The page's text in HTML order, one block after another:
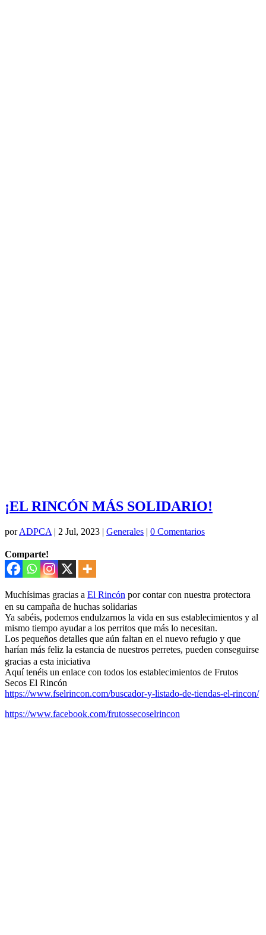
¡EL RINCÓN MÁS SOLIDARIO!
porADPCA | 2 Jul, 2023 | Generales | 0 Comentarios
Comparte!
Muchísimas gracias a El Rincón por contar con nuestra protectora
en su campaña de huchas solidarias
Ya sabéis, podemos endulzarnos la vida en sus establecimientos y al
mismo tiempo ayudar a los perritos que más lo necesitan.
Los pequeños detalles que aún faltan en el nuevo refugio y que
harían más feliz la estancia de nuestros perretes, pueden conseguirse
gracias a esta iniciativa
Aquí tenéis un enlace con todos los establecimientos de Frutos
Secos El Rincón
https://www.fselrincon.com/buscador-y-listado-de-tiendas-el-rincon/
https://www.facebook.com/frutossecoselrincon